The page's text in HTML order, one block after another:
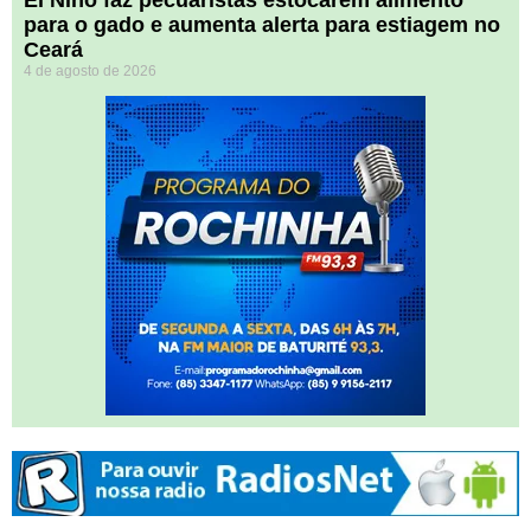
para o gado e aumenta alerta para estiagem no
Ceará
4 de agosto de 2026